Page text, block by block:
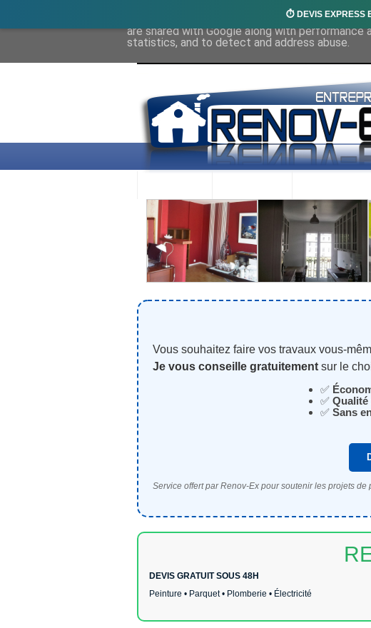
⏱️ DEVIS EXPRESS
Vous souhaitez faire vos travaux vous-
Je vous conseille gratuitement sur le
✅
✅ Qualité
✅ Sans
Service offert par Renov-Ex pour soutenir les projets de
DEVIS GRATUIT SOUS 48H
Peinture • Parquet • Plomberie • Électricité
This site uses cookies from Google to deliver
are shared with Google along with
statistics, and to detect and address abuse.